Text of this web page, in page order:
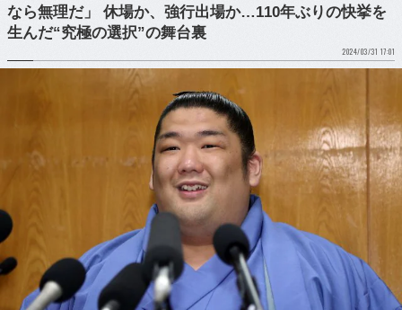
なら無理だ」 休場か、強行出場か…110年ぶりの快挙を
生んだ“究極の選択”の舞台裏
2024/03/31 17:01